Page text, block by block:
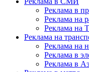
Реклама в
Реклама на
Реклама на
Реклама на
Реклама на
Реклама в
Реклама в